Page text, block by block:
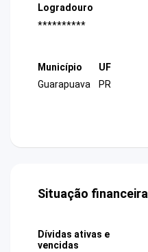
Logradouro
**********
Município
Guarapuava
UF
PR
Situação financeira
Dívidas ativas e
vencidas